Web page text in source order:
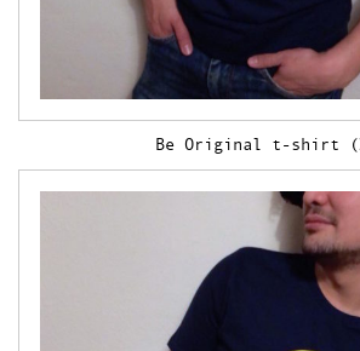
Be Original t-shirt